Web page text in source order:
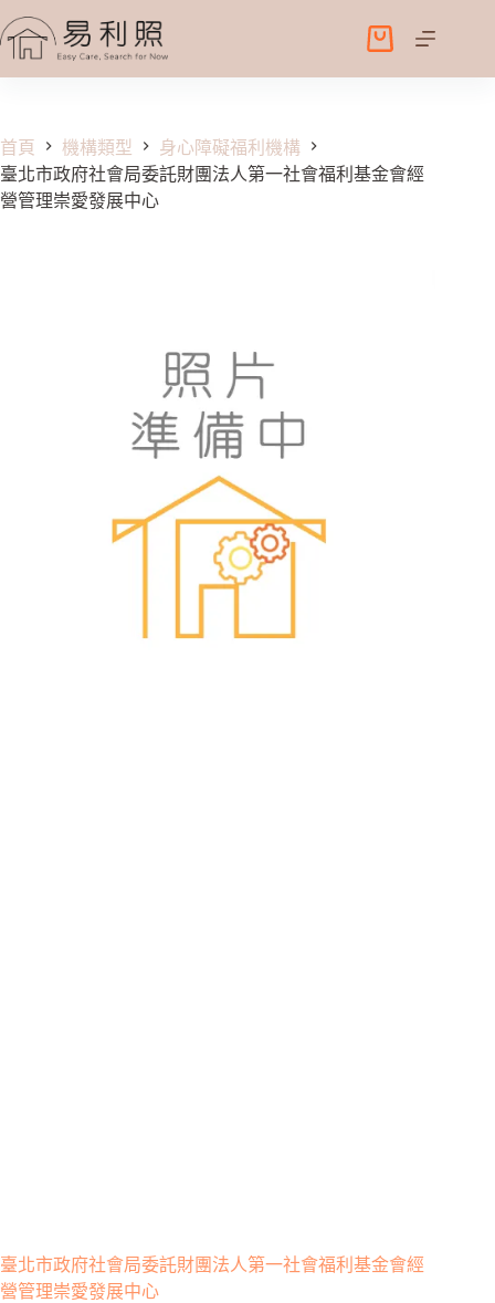
至
容
購
物
首頁 機構類型
身心障礙福利機構
臺北市政府社會局委託財團法人第一社會福利基金會經
營管理崇愛發展中心
臺北市政府社會局委託財團法人第一社會福利基金會經
營管理崇愛發展中心